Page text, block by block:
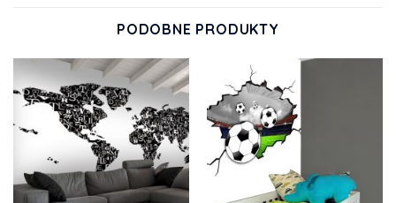
PODOBNE PRODUKTY